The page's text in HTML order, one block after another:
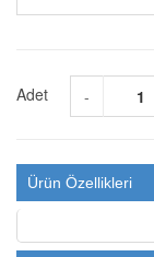
Adet -
Ürün Özellikleri